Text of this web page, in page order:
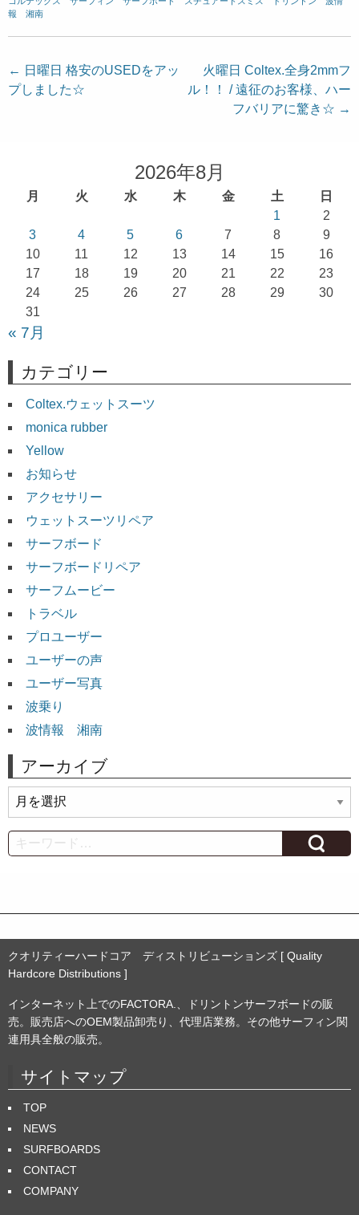
報 湘南
投
稿
← 日曜日 格安のUSEDをアッ
プしました☆
火曜日 Coltex.全身2mmフ
ル！！ / 遠征のお客様、ハー
フバリアに驚き☆ →
2026年8月
月 火 水 木 金 土
日
1
2
3
4 5 6 7 8
9
10
11 12 13 14 15
16
17
18 19 20 21 22
23
24
25 26 27 28 29
30
31
« 7月
カテゴリー
Coltex.ウェットスーツ
monica rubber
Yellow
お知らせ
アクセサリー
ウェットスーツリペア
サーフボード
サーフボードリペア
サーフムービー
トラベル
プロユーザー
ユーザーの声
ユーザー写真
波乗り
波情報 湘南
アーカイブ
ー
カ
イ
Search
クオリティーハードコア ディストリビューションズ [ Quality
Hardcore Distributions ]
インターネット上でのFACTORA.、ドリントンサーフボードの販
売。販売店へのOEM製品卸売り、代理店業務。その他サーフィン関
連用具全般の販売。
サイトマップ
TOP
NEWS
SURFBOARDS
CONTACT
COMPANY